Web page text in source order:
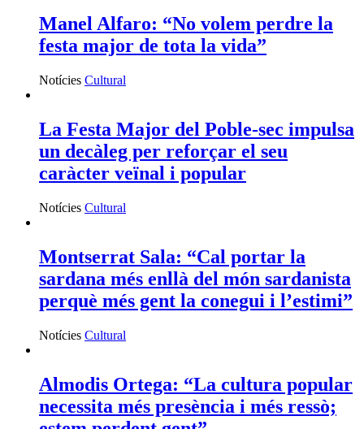
Manel Alfaro: “No volem perdre la
festa major de tota la vida”
Notícies Cultural
La Festa Major del Poble-sec impulsa
un decàleg per reforçar el seu
caràcter veïnal i popular
Notícies Cultural
Montserrat Sala: “Cal portar la
sardana més enllà del món sardanista
perquè més gent la conegui i l’estimi”
Notícies Cultural
Almodis Ortega: “La cultura popular
necessita més presència i més ressò;